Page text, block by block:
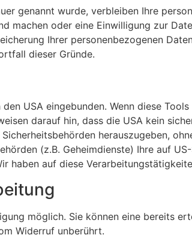
genannt wurde, verbleiben Ihre
machen oder eine Einwilligung zur
Ihrer personenbezogenen
dieser Gründe.
USA eingebunden. Wenn diese
darauf hin, dass die USA kein
herauszugeben,
(z.B. Geheimdienste) Ihre auf
haben auf diese
möglich. Sie können eine bereits
Widerruf unberührt.